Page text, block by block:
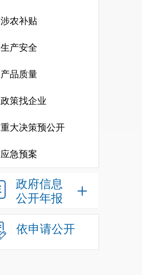
涉农补贴
生产安全
产品质量
政策找企业
重大决策预公开
应急预案
政府信息
公开年报
依申请公开